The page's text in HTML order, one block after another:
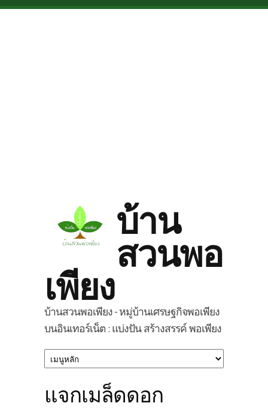
Skip to main content
บ้าน
สวนพอ
เพียง
บ้านสวนพอเพียง - หมู่บ้านเศรษฐกิจพอเพียง
บนอินเทอร์เน็ต : แบ่งปัน สร้างสรรค์ พอเพียง
แจกเมล็ดดอก